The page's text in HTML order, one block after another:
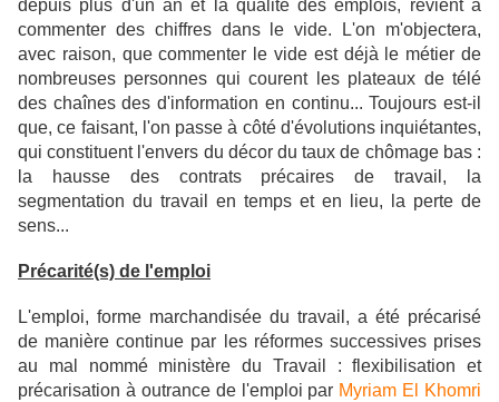
depuis plus d'un an et la qualité des emplois, revient à
commenter des chiffres dans le vide. L'on m'objectera,
avec raison, que commenter le vide est déjà le métier de
nombreuses personnes qui courent les plateaux de télé
des chaînes des d'information en continu... Toujours est-il
que, ce faisant, l'on passe à côté d'évolutions inquiétantes,
qui constituent l'envers du décor du taux de chômage bas :
la hausse des contrats précaires de travail, la
segmentation du travail en temps et en lieu, la perte de
sens...
Précarité(s) de l'emploi
L'emploi, forme marchandisée du travail, a été précarisé
de manière continue par les réformes successives prises
au mal nommé ministère du Travail : flexibilisation et
précarisation à outrance de l'emploi par Myriam El Khomri